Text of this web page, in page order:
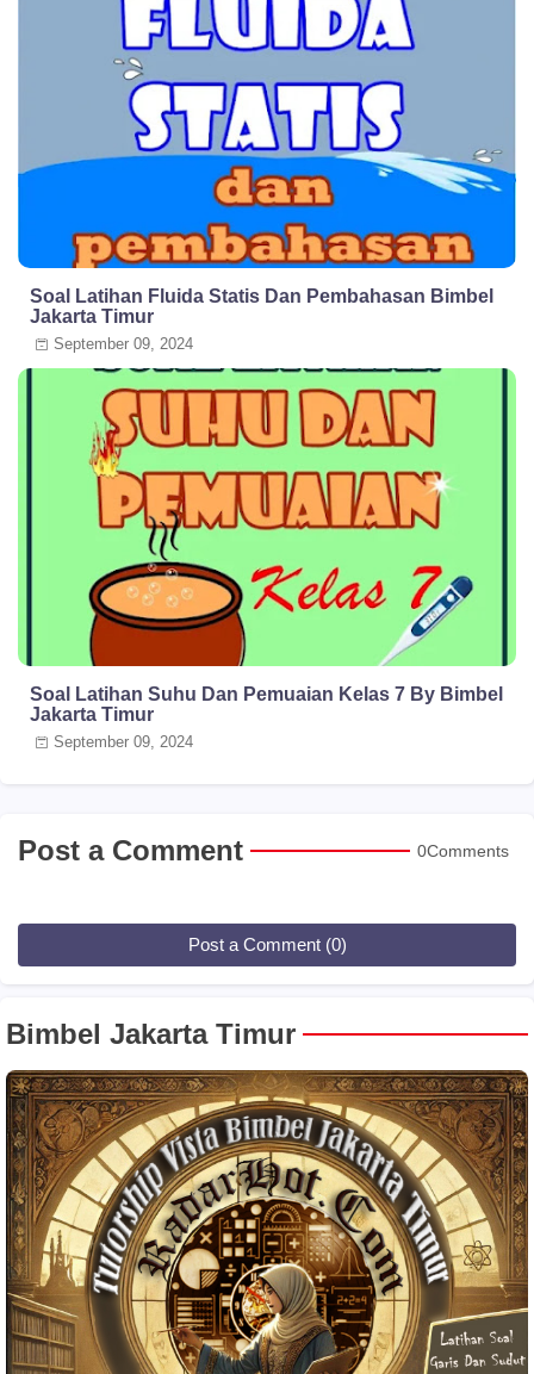
Soal Latihan Fluida Statis Dan Pembahasan Bimbel
Jakarta Timur
September 09, 2024
Soal Latihan Suhu Dan Pemuaian Kelas 7 By Bimbel
Jakarta Timur
September 09, 2024
Post a Comment 0Comments
Post a Comment (0)
Bimbel Jakarta Timur